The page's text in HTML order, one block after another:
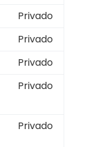
Privado
Privado
Privado
Privado
Privado